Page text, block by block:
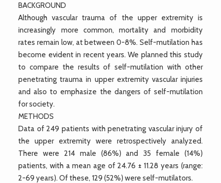
BACKGROUND
Although vascular trauma of the upper extremity is
increasingly more common, mortality and morbidity
rates remain low, at between 0-8%. Self-mutilation has
become evident in recent years. We planned this study
to compare the results of self-mutilation with other
penetrating trauma in upper extremity vascular injuries
and also to emphasize the dangers of self-mutilation
for society.
METHODS
Data of 249 patients with penetrating vascular injury of
the upper extremity were retrospectively analyzed.
There were 214 male (86%) and 35 female (14%)
patients, with a mean age of 24.76 ± 11.28 years (range:
2-69 years). Of these, 129 (52%) were self-mutilators.